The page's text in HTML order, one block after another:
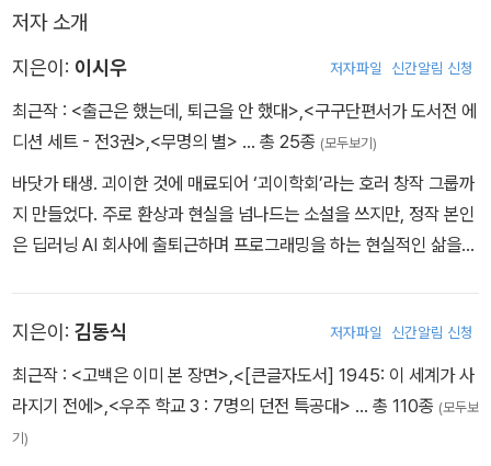
상이 기어와 기괴한 신음을 흘려도 애써 무시하며 일해 왔지만 결국
더는 모른 척할 수 없게 되는 날이 오고야 만다. 아래쪽에서 하는 일의
〈복층 집〉
사회 초년생 혜화는 꿈에 그리던 복층 집을 월세로 구하면서 서울 독
립생활을 시작한다. 구질구질한 외관과는 달리 내부가 깔끔하게 리모
델링된 새집에서 만족스럽게 지내던 혜화는 집들이 이후로 마음에 불
한 장소가 아닐지 모른다는 혜화의 의심은 물건의 위치가 자기도 모
르게 바뀐 것 같다고 느낀 이후 더욱 심각해지고, 불길한 예감에 힘을
싣는 단서들은 점차 늘어난다.
저자 소개
지은이: 이시우 저자파일 신간알림 신청
최근작 : <출근은 했는데, 퇴근을 안 했대>,<구구단편서가 도서전 에
디션 세트 - 전3권>,<무명의 별> … 총 25종 (모두보기)
바닷가 태생. 괴이한 것에 매료되어 ‘괴이학회’라는 호러 창작 그룹까
지 만들었다. 주로 환상과 현실을 넘나드는 소설을 쓰지만, 정작 본인
은 딥러닝 AI 회사에 출퇴근하며 프로그래밍을 하는 현실적인 삶을
짧은 제목의 단편들로 여러 앤솔러지에 참여하고 있으며 『단편들, 한
국 공포 문학의 밤』(「이화령」), 『출근은 했는데, 퇴근을 안 했대』(「솔
의눈 뽑아 마시다 자판기에 잡아먹힌 소년 아직도 학교에 있다」) 등이
대표작이다.
지은이: 김동식 저자파일 신간알림 신청
최근작 : <고백은 이미 본 장면>,<[큰글자도서] 1945: 이 세계가 사
라지기 전에>,<우주 학교 3 : 7명의 던전 특공대> … 총 110종 (모두보
기)